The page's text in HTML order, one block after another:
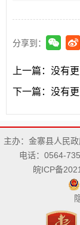
分享到：
上一篇： 没有
下一篇： 没有
主办：金寨县人民
电话：0564-
皖ICP备